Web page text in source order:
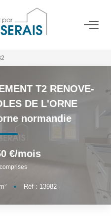
DE BIENS
T2 RENOVE-
DE L'ORNE
normandie
€/mois
• Réf : 13982